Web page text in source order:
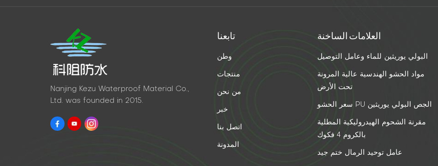
Nanjing Kezu Waterproof Material Co.,
Ltd. was founded in 2015.
تابعنا
وطن
منتجات
من نحن
خبر
اتصل بنا
المدونة
العلامات الساخنة
البولي يوريثين للماء وعامل التوصيل
مواد الحشو الهندسية عالية المرونة
تحت الأرض
سعر الحشو PU الجص البولي يوريثين
مقرنة الشحوم الهيدروليكية المطلية
بالكروم 4 فكوك
عامل توحيد الرمال ختم جيد